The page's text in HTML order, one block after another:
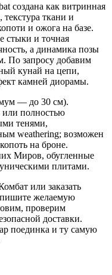
создана как витринная
текстура ткани и
и ожога на базе.
стыки и точная
а динамика позы
По запросу добавим
кунай на цепи,
камней диорамы.
— до 30 см).
или полностью
тенями,
weathering; возможен
на броне.
Миров, обугленные
плитами.
или заказать
желаемую
проверим
доставки.
поединка и ту самую